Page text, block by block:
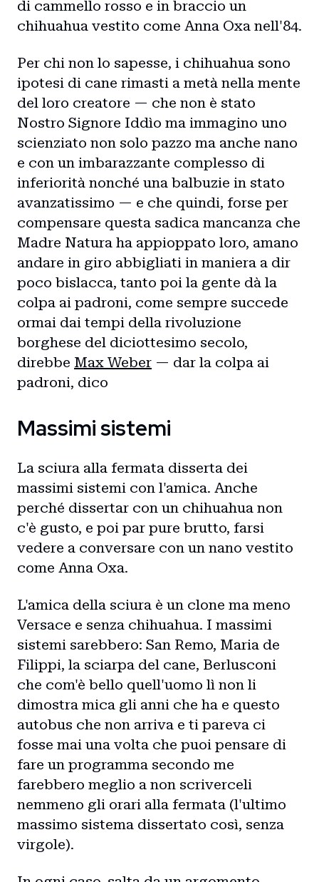
di cammello rosso e in braccio un
chihuahua vestito come Anna Oxa nell'84.
Per chi non lo sapesse, i chihuahua sono
ipotesi di cane rimasti a metà nella mente
del loro creatore — che non è stato
Nostro Signore Iddìo ma immagino uno
scienziato non solo pazzo ma anche nano
e con un imbarazzante complesso di
inferiorità nonché una balbuzie in stato
avanzatissimo — e che quindi, forse per
compensare questa sadica mancanza che
Madre Natura ha appioppato loro, amano
andare in giro abbigliati in maniera a dir
poco bislacca, tanto poi la gente dà la
colpa ai padroni, come sempre succede
ormai dai tempi della rivoluzione
borghese del diciottesimo secolo,
direbbe Max Weber — dar la colpa ai
padroni, dico
Massimi sistemi
La sciura alla fermata disserta dei
massimi sistemi con l'amica. Anche
perché dissertar con un chihuahua non
c'è gusto, e poi par pure brutto, farsi
vedere a conversare con un nano vestito
come Anna Oxa.
L'amica della sciura è un clone ma meno
Versace e senza chihuahua. I massimi
sistemi sarebbero: San Remo, Maria de
Filippi, la sciarpa del cane, Berlusconi
che com'è bello quell'uomo lì non li
dimostra mica gli anni che ha e questo
autobus che non arriva e ti pareva ci
fosse mai una volta che puoi pensare di
fare un programma secondo me
farebbero meglio a non scriverceli
nemmeno gli orari alla fermata (l'ultimo
massimo sistema dissertato così, senza
virgole).